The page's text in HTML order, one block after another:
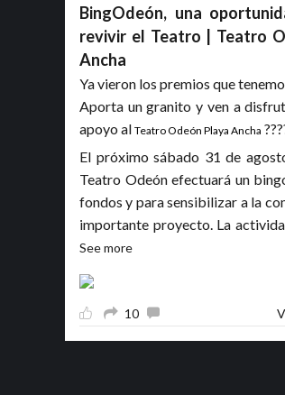
BingOdeón, una
revivir el Teatro | Teatro
Ancha
Ya vieron los premios que
Aporta un granito y ven a
apoyo al Teatro Odeón Playa Ancha
El próximo sábado 31 de
Teatro Odeón efectuará un
fondos y para sensibilizar a la
importante proyecto. La
See more
10